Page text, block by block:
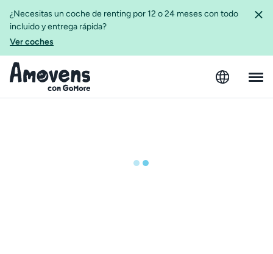
¿Necesitas un coche de renting por 12 o 24 meses con todo
incluido y entrega rápida?
Ver coches